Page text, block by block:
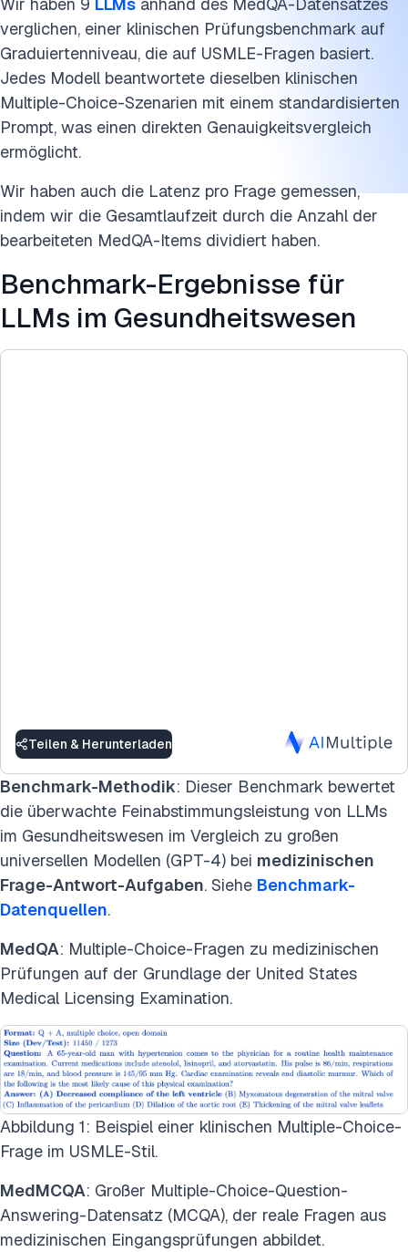
verglichen, einer klinischen Prüfungsbenchmark auf
Graduiertenniveau, die auf USMLE-Fragen basiert.
Jedes Modell beantwortete dieselben klinischen
Multiple-Choice-Szenarien mit einem standardisierten
Prompt, was einen direkten Genauigkeitsvergleich
ermöglicht.
Wir haben auch die Latenz pro Frage gemessen,
indem wir die Gesamtlaufzeit durch die Anzahl der
bearbeiteten MedQA-Items dividiert haben.
Benchmark-Ergebnisse für
LLMs im Gesundheitswesen
Teilen & Herunterladen
Benchmark-Methodik: Dieser Benchmark bewertet
die überwachte Feinabstimmungsleistung von LLMs
im Gesundheitswesen im Vergleich zu großen
universellen Modellen (GPT-4) bei medizinischen
Frage-Antwort-Aufgaben. Siehe Benchmark-
Datenquellen.
MedQA: Multiple-Choice-Fragen zu medizinischen
Prüfungen auf der Grundlage der United States
Medical Licensing Examination.
Abbildung 1: Beispiel einer klinischen Multiple-Choice-
Frage im USMLE-Stil.
MedMCQA: Großer Multiple-Choice-Question-
Answering-Datensatz (MCQA), der reale Fragen aus
medizinischen Eingangsprüfungen abbildet.
Diese Forschung zitieren